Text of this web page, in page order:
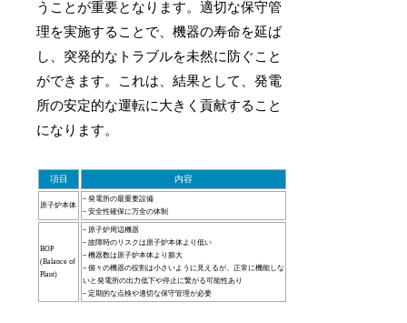
うことが重要となります。適切な保守管
理を実施することで、機器の寿命を延ば
し、突発的なトラブルを未然に防ぐこと
ができます。これは、結果として、発電
所の安定的な運転に大きく貢献すること
になります。
項目 内容
原子炉本体
– 発電所の最重要設備
– 安全性確保に万全の体制
BOP
(Balance of
Plant)
– 原子炉周辺機器
– 故障時のリスクは原子炉本体より低い
– 機器数は原子炉本体より膨大
– 個々の機器の役割は小さいように見えるが、正常に機能しな
いと発電所の出力低下や停止に繋がる可能性あり
– 定期的な点検や適切な保守管理が必要